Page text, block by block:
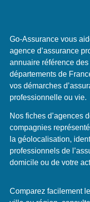
Go-Assurance vous
agence d’assurance
annuaire référence
départements de
vos démarches
professionnelle ou vie.
Nos fiches d’agences
compagnies
la géolocalisation,
professionnels de
domicile ou de votre
Comparez facilement